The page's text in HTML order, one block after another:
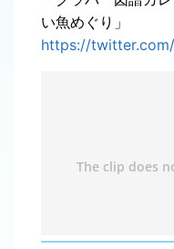
い魚めぐり」
https://